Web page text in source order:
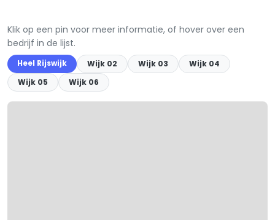
Klik op een pin voor meer informatie, of hover over een
bedrijf in de lijst.
Heel Rijswijk Wijk 02 Wijk 03
Wijk 04
Wijk 05
Wijk 06